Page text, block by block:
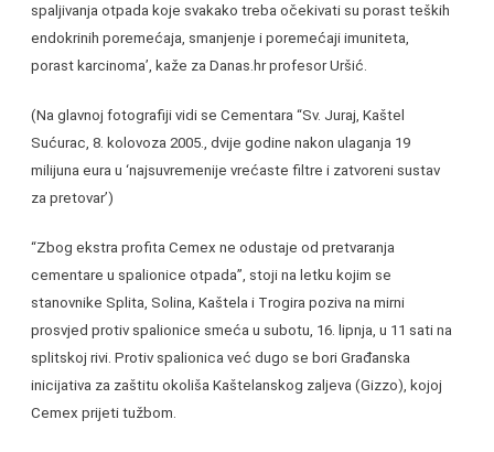
spaljivanja otpada koje svakako treba očekivati su porast teških
endokrinih poremećaja, smanjenje i poremećaji imuniteta,
porast karcinoma’, kaže za Danas.hr profesor Uršić.
(Na glavnoj fotografiji vidi se Cementara “Sv. Juraj, Kaštel
Sućurac, 8. kolovoza 2005., dvije godine nakon ulaganja 19
milijuna eura u ‘najsuvremenije vrećaste filtre i zatvoreni sustav
za pretovar’)
“Zbog ekstra profita Cemex ne odustaje od pretvaranja
cementare u spalionice otpada”, stoji na letku kojim se
stanovnike Splita, Solina, Kaštela i Trogira poziva na mirni
prosvjed protiv spalionice smeća u subotu, 16. lipnja, u 11 sati na
splitskoj rivi. Protiv spalionica već dugo se bori Građanska
inicijativa za zaštitu okoliša Kaštelanskog zaljeva (Gizzo), kojoj
Cemex prijeti tužbom.